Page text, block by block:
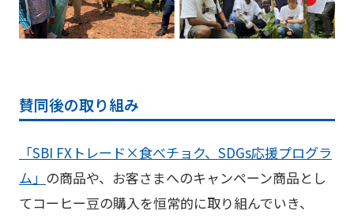
賛同後の取り組み
「SBI FXトレード×食べチョク、SDGs応援プログラ
ム」 の商品や、お客さまへのキャンペーン商品とし
てコーヒー豆の購入を恒常的に取り組んでいき、